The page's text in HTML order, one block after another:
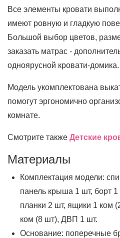
Все элементы кровати
имеют ровную и гладкую
Большой выбор цветов,
заказать матрас -
одноярусной кровати-домика.
Модель укомплектована
помогут эргономично
комнате.
Смотрите также Детские
Материалы
Комплектация модели:
панель крыша 1 шт, борт 1
планки 2 шт, ящики 1 ком
ком (8 шт), ДВП 1 шт.
Основание: поперечные